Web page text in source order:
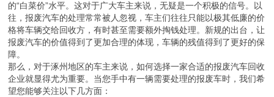
的“白菜价”水平。这对于广大车主来说，无疑是一个积极的信号。以
往，报废汽车的处理常常被人忽视，车主们往往只能以极其低廉的价
格将车辆交给回收方，有时甚至需要额外掏钱处理。新规的出台，让
报废汽车的价值得到了更加合理的体现，车辆的残值得到了更好的保
障。
那么，对于涿州地区的车主来说，如何选择一家合适的报废汽车回收
企业就显得尤为重要。当您手中有一辆需要处理的报废车时，我们希
望您能够关注以下几方面：